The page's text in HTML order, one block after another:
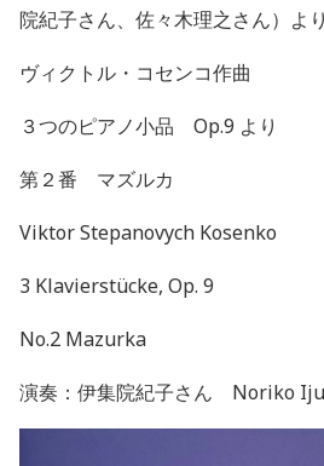
院紀子さん、佐々木理之さん）より
ヴィクトル・コセンコ作曲
３つのピアノ小品 Op.9 より
第２番 マズルカ
Viktor Stepanovych Kosenko
3 Klavierstücke, Op. 9
No.2 Mazurka
演奏：伊集院紀子さん Noriko